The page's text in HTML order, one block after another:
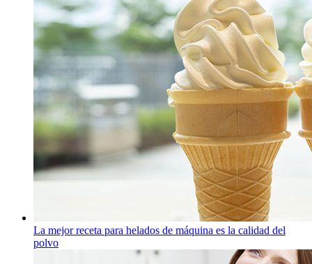
La mejor receta para helados de máquina es la calidad del
polvo